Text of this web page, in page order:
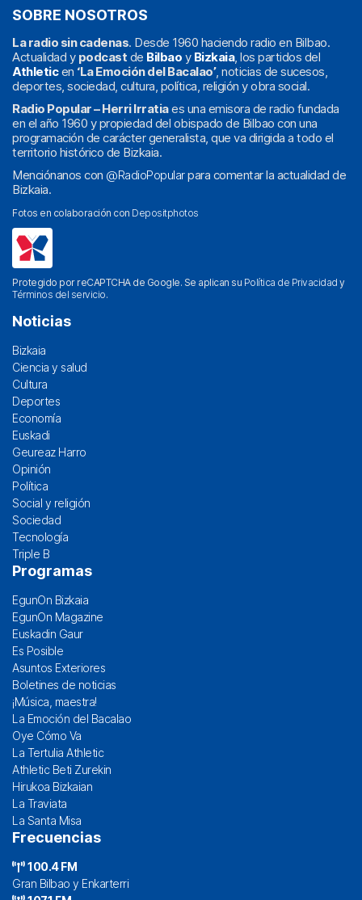
SOBRE NOSOTROS
La radio sin cadenas. Desde 1960 haciendo radio en Bilbao.
Actualidad y podcast de Bilbao y Bizkaia, los partidos del
Athleticen ‘La Emoción del Bacalao’, noticias de sucesos,
deportes, sociedad, cultura, política, religión y obra social.
Radio Popular – Herri Irratiaes una emisora de radio fundada
en el año 1960 y propiedad del obispado de Bilbao con una
programación de carácter generalista, que va dirigida a todo el
territorio histórico de Bizkaia.
Menciónanos con @RadioPopularpara comentar la actualidad de
Bizkaia.
Fotos en colaboración con Depositphotos
Protegido por reCAPTCHA de Google. Se aplican su Política de Privacidad y
Términos del servicio.
Noticias
Bizkaia
Ciencia y salud
Cultura
Deportes
Economía
Euskadi
Geureaz Harro
Opinión
Política
Social y religión
Sociedad
Tecnología
Triple B
Programas
EgunOn Bizkaia
EgunOn Magazine
Euskadin Gaur
Es Posible
Asuntos Exteriores
Boletines de noticias
¡Música, maestra!
La Emoción del Bacalao
Oye Cómo Va
La Tertulia Athletic
Athletic Beti Zurekin
Hirukoa Bizkaian
La Traviata
La Santa Misa
Frecuencias
100.4 FM
Gran Bilbao y Enkarterri